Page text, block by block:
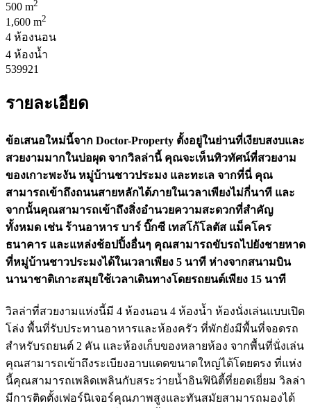
500 m2
1,600 m2
4 ห้องนอน
4 ห้องน้ำ
539921
รายละเอียด
ข้อเสนอใหม่นี้จาก Doctor-Property ตั้งอยู่ในย่านที่เงียบสงบและ
สวยงามมากในบ่อผุด จากวิลล่านี้ คุณจะเห็นทิวทัศน์ที่สวยงาม
ของเกาะพะงัน หมู่บ้านชาวประมง และทะเล จากที่นี่ คุณ
สามารถเข้าถึงถนนสายหลักได้ภายในเวลาเพียงไม่กี่นาที และ
จากนั้นคุณสามารถเข้าถึงสิ่งอำนวยความสะดวกที่สำคัญ
ทั้งหมด เช่น ร้านอาหาร บาร์ บิ๊กซี เทสโก้โลตัส แม็คโคร
ธนาคาร และแหล่งช้อปปิ้งอื่นๆ คุณสามารถขับรถไปยังชายหาด
ที่หมู่บ้านชาวประมงได้ในเวลาเพียง 5 นาที ห่างจากสนามบิน
นานาชาติเกาะสมุยใช้เวลาเดินทางโดยรถยนต์เพียง 15 นาที
วิลล่าที่สวยงามแห่งนี้มี 4 ห้องนอน 4 ห้องน้ำ ห้องนั่งเล่นแบบเปิด
โล่ง พื้นที่รับประทานอาหารและห้องครัว ที่พักยังมีพื้นที่จอดรถ
สำหรับรถยนต์ 2 คัน และห้องเก็บของหลายห้อง จากพื้นที่นั่งเล่น
คุณสามารถเข้าถึงระเบียงอาบแดดขนาดใหญ่ได้โดยตรง ที่แห่ง
นี้คุณสามารถเพลิดเพลินกับสระว่ายน้ำอินฟินิตี้ที่ยอดเยี่ยม วิลล่า
มีการติดตั้งเฟอร์นิเจอร์คุณภาพสูงและทันสมัยสามารถมองได้